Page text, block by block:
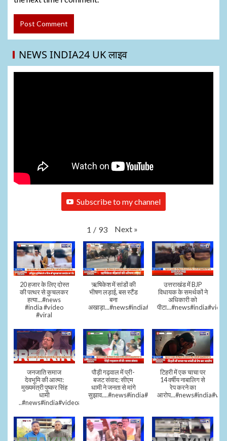
NEWS INDIA24 UK लाइव
Subscribe to my channel
1 / 93 Next »
20 हजार के लिए दोस्त
की पत्थर से कुचलकर
हत्या...#news
#india #video
#viral
ऋषिकेश में सांडों की
भीषण लड़ाई, बस स्टैंड
बना
अखाड़ा...#news#india#video#viral
उत्तराखंड में BJP
विधायक के समर्थकों ने
अधिकारी को
जनजाति समाज
देवभूमि की आत्मा:
मुख्यमंत्री पुष्कर सिंह
धामी
..#news#india#video#viral
पौड़ी गढ़वाल में प्री-
बजट संवाद: सीएम
धामी ने जनता से मांगे
सुझाव....#news#india#video#viral
टिहरी में एक चाचा पर
14 वर्षीय नाबालिग से
रेप करने का